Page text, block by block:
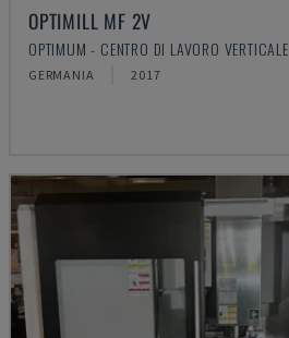
OPTIMILL MF 2V
OPTIMUM - CENTRO DI LAVORO VERTICALE
GERMANIA 2017